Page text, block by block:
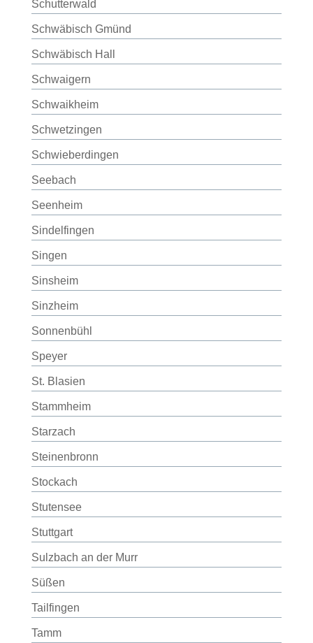
Schutterwald
Schwäbisch Gmünd
Schwäbisch Hall
Schwaigern
Schwaikheim
Schwetzingen
Schwieberdingen
Seebach
Seenheim
Sindelfingen
Singen
Sinsheim
Sinzheim
Sonnenbühl
Speyer
St. Blasien
Stammheim
Starzach
Steinenbronn
Stockach
Stutensee
Stuttgart
Sulzbach an der Murr
Süßen
Tailfingen
Tamm